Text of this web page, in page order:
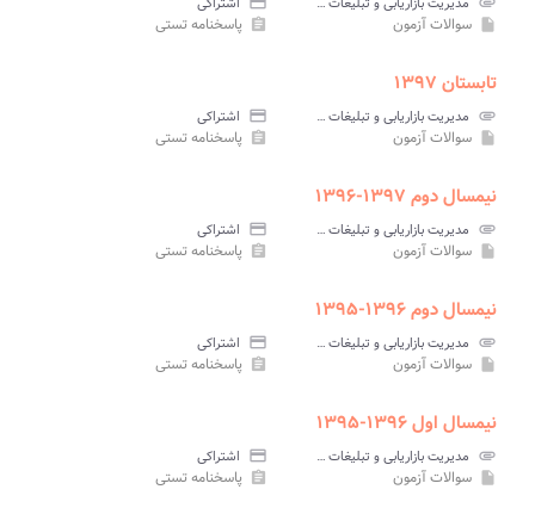
insert_drive_file سوالات آزمون assignment پاسخنامه تستی
تابستان ۱۳۹۷
attachment مدیریت بازاریابی و تبلیغات جهانگردی پیام نور credit_card اشتراکی
insert_drive_file سوالات آزمون assignment پاسخنامه تستی
نیمسال دوم ۱۳۹۷-۱۳۹۶
attachment مدیریت بازاریابی و تبلیغات جهانگردی پیام نور credit_card اشتراکی
insert_drive_file سوالات آزمون assignment پاسخنامه تستی
نیمسال دوم ۱۳۹۶-۱۳۹۵
attachment مدیریت بازاریابی و تبلیغات جهانگردی پیام نور credit_card اشتراکی
insert_drive_file سوالات آزمون assignment پاسخنامه تستی
نیمسال اول ۱۳۹۶-۱۳۹۵
attachment مدیریت بازاریابی و تبلیغات جهانگردی پیام نور credit_card اشتراکی
insert_drive_file سوالات آزمون assignment پاسخنامه تستی